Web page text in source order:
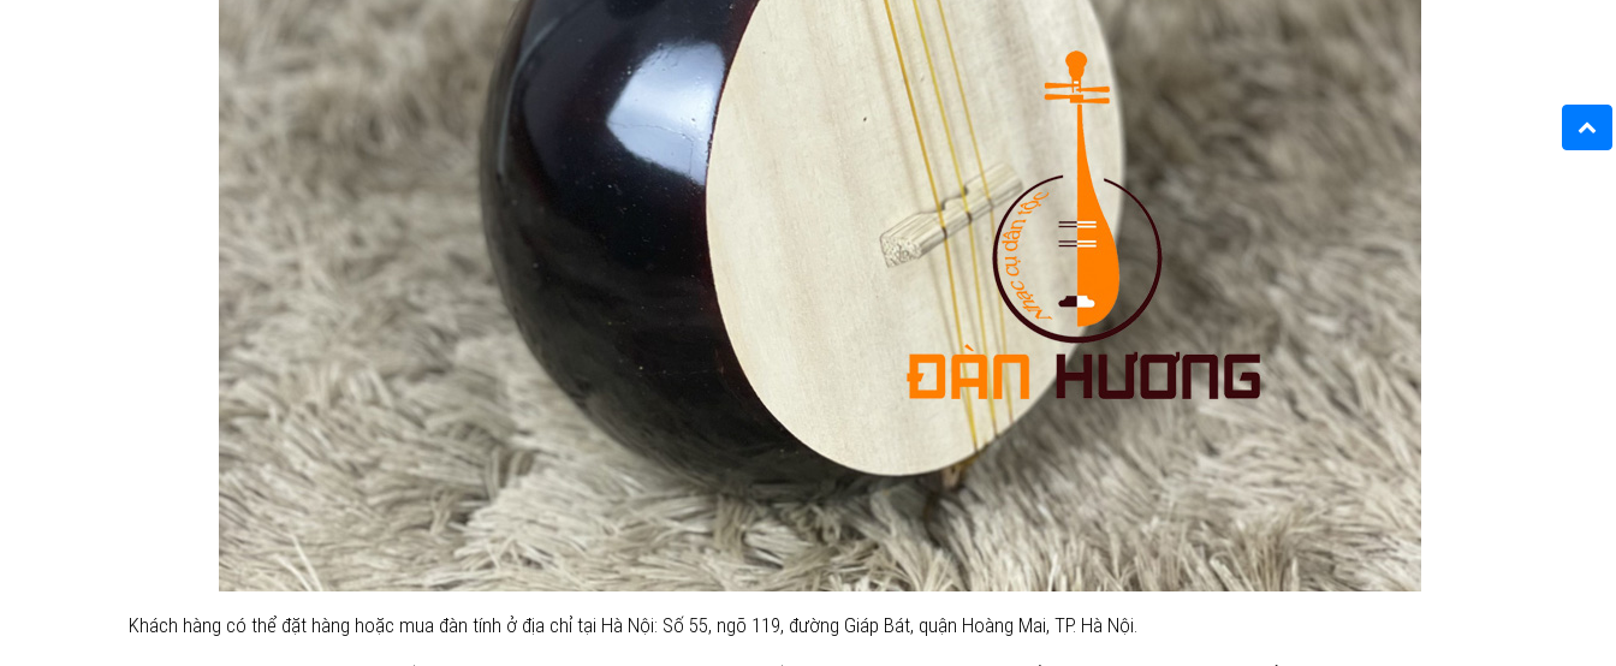
Khách hàng có thể đặt hàng hoặc mua đàn tính ở địa chỉ tại Hà Nội: Số 55, ngõ 119, đường Giáp Bát, quận Hoàng Mai, TP. Hà Nội.